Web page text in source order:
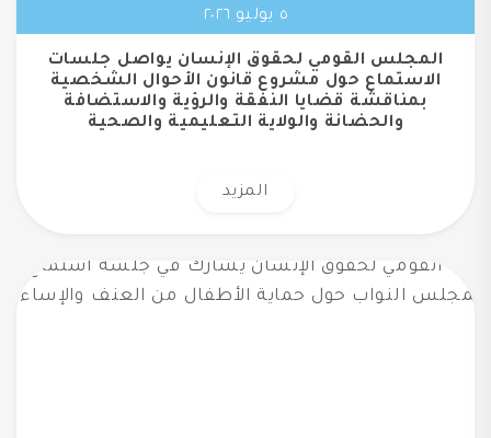
٥ يوليو ٢٠٢٦
المجلس القومي لحقوق الإنسان يواصل جلسات
الاستماع حول مشروع قانون الأحوال الشخصية
بمناقشة قضايا النفقة والرؤية والاستضافة
والحضانة والولاية التعليمية والصحية
المزيد